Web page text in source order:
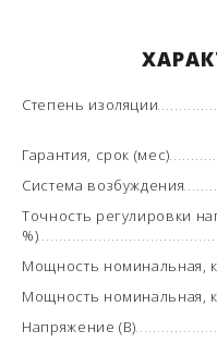
Степень изоляции
Гарантия, срок (мес)
Система возбуждения
Точность регулировки
%)
Мощность номинальная,
Мощность номинальная,
Напряжение (В)